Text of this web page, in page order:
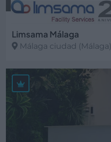
Limsama Málaga
Málaga ciudad (Málaga)
Ver más